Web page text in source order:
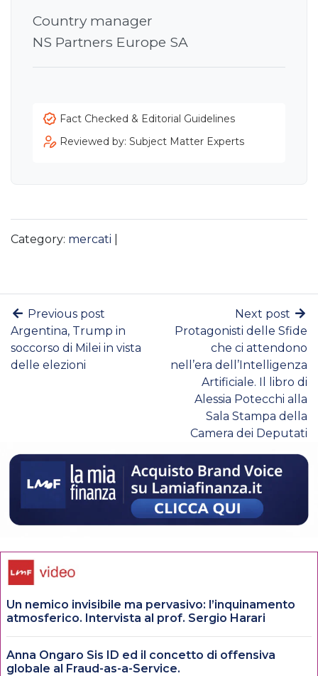
Country manager
NS Partners Europe SA
Fact Checked & Editorial Guidelines
Reviewed by: Subject Matter Experts
Category: mercati
Previous post
Argentina, Trump in
soccorso di Milei in vista
delle elezioni
Next post
Protagonisti delle Sfide
che ci attendono
nell’era dell’Intelligenza
Artificiale. Il libro di
Alessia Potecchi alla
Sala Stampa della
Camera dei Deputati
Un nemico invisibile ma pervasivo: l’inquinamento
atmosferico. Intervista al prof. Sergio Harari
Anna Ongaro Sis ID ed il concetto di offensiva
globale al Fraud-as-a-Service.